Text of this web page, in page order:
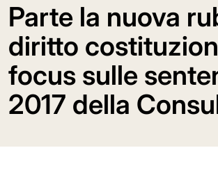
Parte la nuova
diritto
focus sulle
2017 della